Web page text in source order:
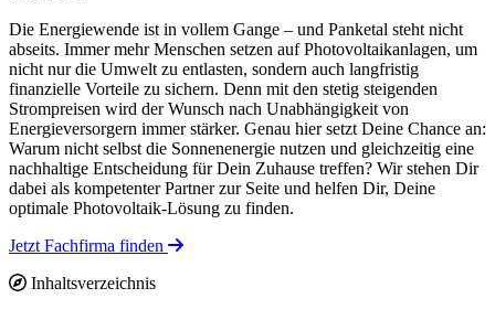
Die Energiewende ist in vollem Gange – und Panketal steht nicht
abseits. Immer mehr Menschen setzen auf Photovoltaikanlagen, um
nicht nur die Umwelt zu entlasten, sondern auch langfristig
finanzielle Vorteile zu sichern. Denn mit den stetig steigenden
Strompreisen wird der Wunsch nach Unabhängigkeit von
Energieversorgern immer stärker. Genau hier setzt Deine Chance an:
Warum nicht selbst die Sonnenenergie nutzen und gleichzeitig eine
nachhaltige Entscheidung für Dein Zuhause treffen? Wir stehen Dir
dabei als kompetenter Partner zur Seite und helfen Dir, Deine
optimale Photovoltaik-Lösung zu finden.
Jetzt Fachfirma finden
Inhaltsverzeichnis